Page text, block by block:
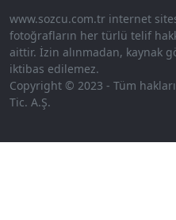
www.sozcu.com.tr internet
fotoğrafların her türlü telif
aittir. İzin alınmadan, kaynak
iktibas edilemez.
Copyright © 2023 - Tüm
Tic. A.Ş.